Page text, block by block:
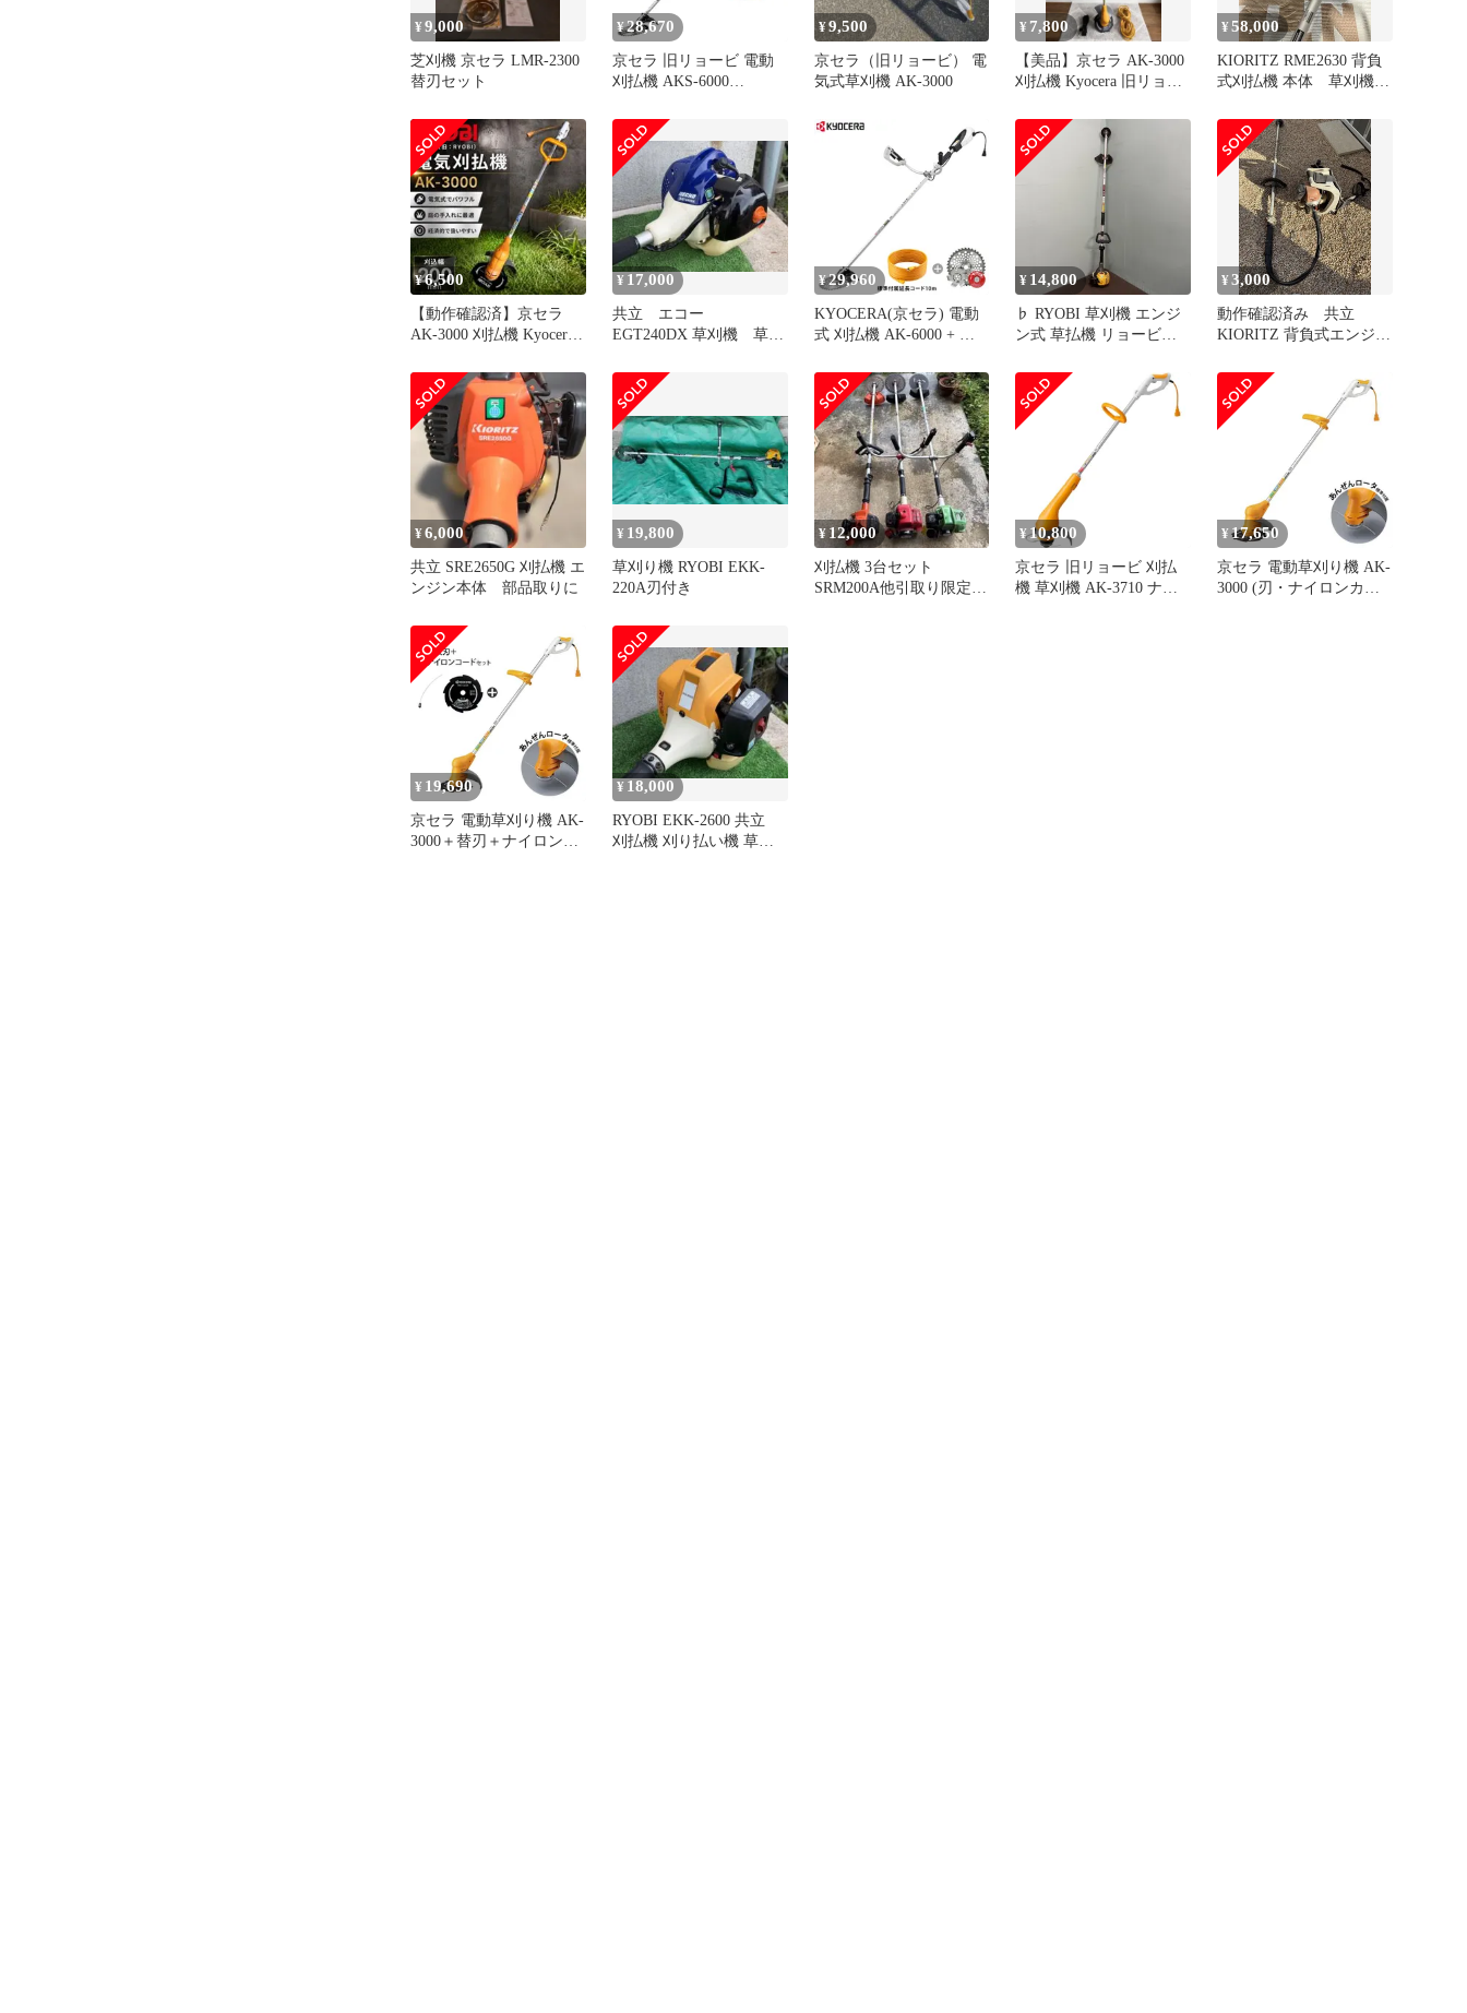
¥9,000
芝刈機 京セラ LMR-2300
替刃セット
¥28,670
京セラ 旧リョービ 電動
刈払機 AKS-6000
¥9,500
京セラ（旧リョービ） 電
気式草刈機 AK-3000
¥ 7,800
【美品】京セラ AK-3000
刈払機 Kyocera 旧リョー
¥58,000
KIORITZ RME2630 背負
式刈払機 本体 草刈機
¥6,500
【動作確認済】京セラ
AK-3000 刈払機 Kyocera
¥ 17,000
共立 エコー
EGT240DX 草刈機 草刈
¥29,960
KYOCERA(京セラ) 電動
式 刈払機 AK-6000 + チッ
巻付防止ブレード付きセ
ット [KYOCERA RYOBI
電気 100V 草刈機 草刈り
機 AK6000]
¥ 14,800
♭ RYOBI 草刈機 エンジ
ン式 草払機 リョービ
¥3,000
動作確認済み 共立
KIORITZ 背負式エンジン
¥6,000
共立 SRE2650G 刈払機 エ
ンジン本体 部品取りに
¥ 19,800
草刈り機 RYOBI EKK-
220A刃付き
¥ 12,000
刈払機 3台セット
SRM200A他引取り限定
¥10,800
京セラ 旧リョービ 刈払
機 草刈機 AK-3710 ナイ
¥ 17,650
京セラ 電動草刈り機 AK-
3000 (刃・ナイロンカッ
¥ 19,690
京セラ 電動草刈り機 AK-
3000＋替刃＋ナイロンコ
¥ 18,000
RYOBI EKK-2600 共立
刈払機 刈り払い機 草刈